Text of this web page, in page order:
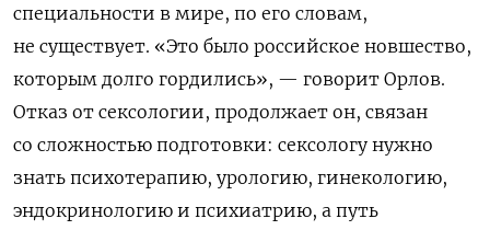
специальности в мире, по его словам,
не существует. «Это было российское новшество,
которым долго гордились», — говорит Орлов.
Отказ от сексологии, продолжает он, связан
со сложностью подготовки: сексологу нужно
знать психотерапию, урологию, гинекологию,
эндокринологию и психиатрию, а путь